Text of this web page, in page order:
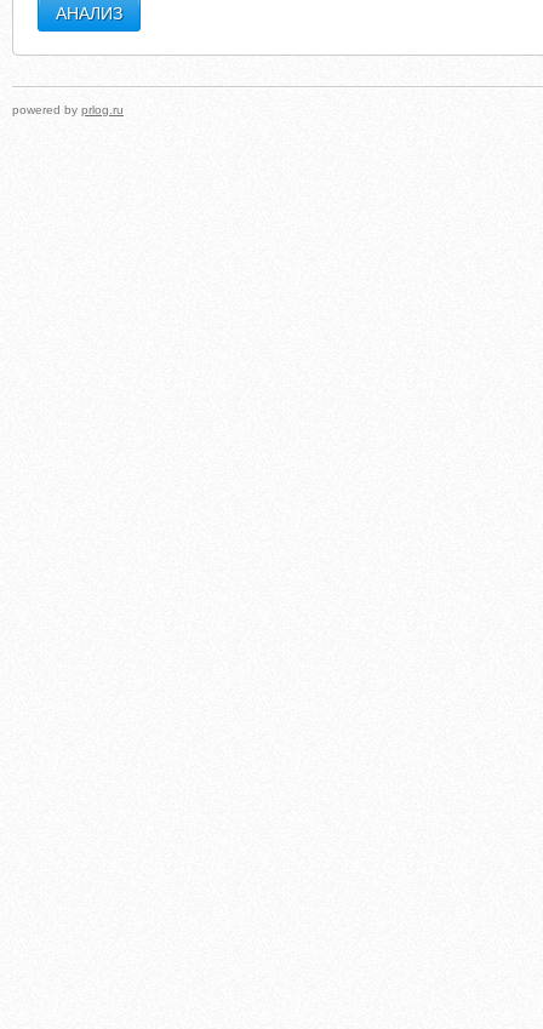
powered by prlog.ru